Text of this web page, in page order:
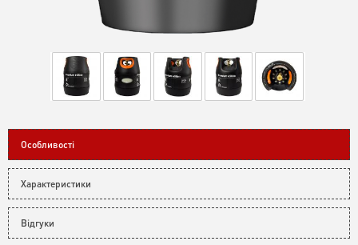
Особливості
Характеристики
Відгуки